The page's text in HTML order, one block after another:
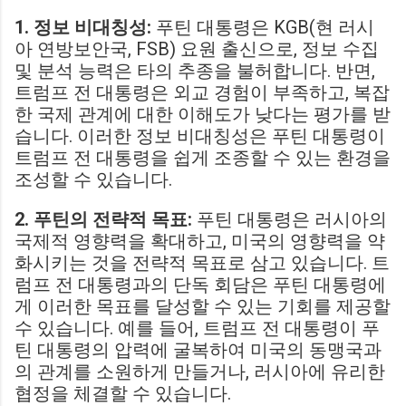
1. 정보 비대칭성: 푸틴 대통령은 KGB(현 러시
아 연방보안국, FSB) 요원 출신으로, 정보 수집
및 분석 능력은 타의 추종을 불허합니다. 반면,
트럼프 전 대통령은 외교 경험이 부족하고, 복잡
한 국제 관계에 대한 이해도가 낮다는 평가를 받
습니다. 이러한 정보 비대칭성은 푸틴 대통령이
트럼프 전 대통령을 쉽게 조종할 수 있는 환경을
조성할 수 있습니다.
2. 푸틴의 전략적 목표: 푸틴 대통령은 러시아의
국제적 영향력을 확대하고, 미국의 영향력을 약
화시키는 것을 전략적 목표로 삼고 있습니다. 트
럼프 전 대통령과의 단독 회담은 푸틴 대통령에
게 이러한 목표를 달성할 수 있는 기회를 제공할
수 있습니다. 예를 들어, 트럼프 전 대통령이 푸
틴 대통령의 압력에 굴복하여 미국의 동맹국과
의 관계를 소원하게 만들거나, 러시아에 유리한
협정을 체결할 수 있습니다.